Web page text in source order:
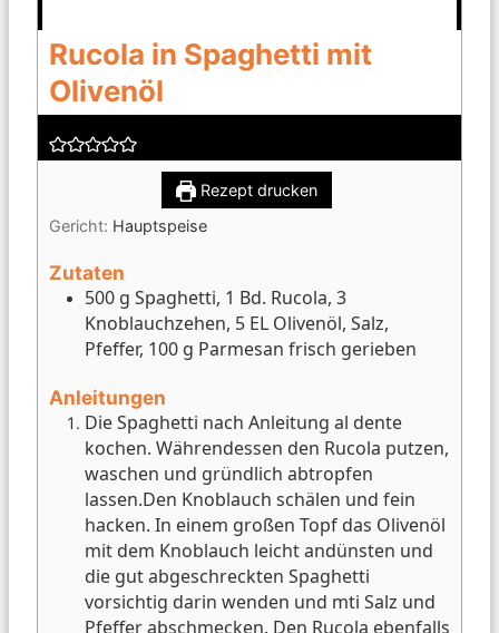
Rucola in Spaghetti mit
Olivenöl
Rezept drucken
Gericht: Hauptspeise
Zutaten
500 g Spaghetti, 1 Bd. Rucola, 3
Knoblauchzehen, 5 EL Olivenöl, Salz,
Pfeffer, 100 g Parmesan frisch gerieben
Anleitungen
Die Spaghetti nach Anleitung al dente
kochen. Währendessen den Rucola putzen,
waschen und gründlich abtropfen
lassen.Den Knoblauch schälen und fein
hacken. In einem großen Topf das Olivenöl
mit dem Knoblauch leicht andünsten und
die gut abgeschreckten Spaghetti
vorsichtig darin wenden und mti Salz und
Pfeffer abschmecken. Den Rucola ebenfalls